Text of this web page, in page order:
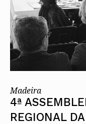
Madeira
4ª
REGIONAL